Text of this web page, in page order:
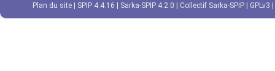
Plan du site SPIP 4.4.16 Sarka-SPIP 4.2.0 Collectif Sarka-SPIP GPLv3